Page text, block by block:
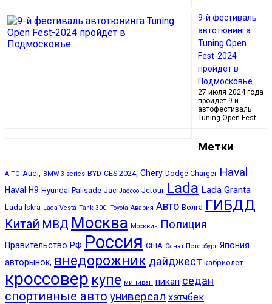
9-й фестиваль
автотюнинга
Tuning Open
Fest-2024
пройдет в
Подмосковье
27 июля 2024 года
пройдет 9-й
автофестиваль
Tuning Open Fest …
Метки
AITO Audi, BMW 3-series BYD CES-2024, Chery Dodge Charger Haval
Haval H9 Hyundai Palisade Jac Jaecoo Jetour Lada Lada Granta
Lada Iskra Lada Vesta Tank 300, Toyota Авария Авто Волга ГИБДД
Китай МВД Москва Москвич Полиция
Правительство РФ Россия США Санкт-Петербург Япония
авторынок, внедорожник дайджест кабриолет
кроссовер купе минивэн пикап седан
спортивные авто универсал хэтчбек